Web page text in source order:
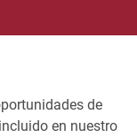
de
en nuestro